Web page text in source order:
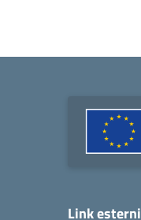
Link esterni